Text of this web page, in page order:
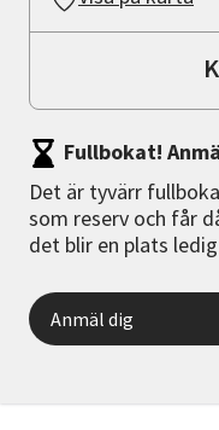
Fullbokat!
Det är tyvärr
som reserv och får
det blir en plats ledig
Anmäl dig